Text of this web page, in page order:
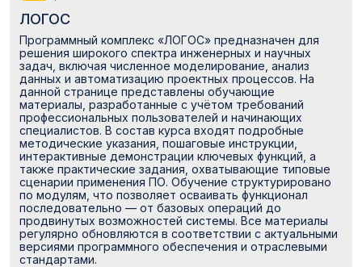
ЛОГОС
Программный комплекс «ЛОГОС» предназначен для
решения широкого спектра инженерных и научных
задач, включая численное моделирование, анализ
данных и автоматизацию проектных процессов. На
данной странице представлены обучающие
материалы, разработанные с учётом требований
профессиональных пользователей и начинающих
специалистов. В состав курса входят подробные
методические указания, пошаговые инструкции,
интерактивные демонстрации ключевых функций, а
также практические задания, охватывающие типовые
сценарии применения ПО. Обучение структурировано
по модулям, что позволяет осваивать функционал
последовательно — от базовых операций до
продвинутых возможностей системы. Все материалы
регулярно обновляются в соответствии с актуальными
версиями программного обеспечения и отраслевыми
стандартами.